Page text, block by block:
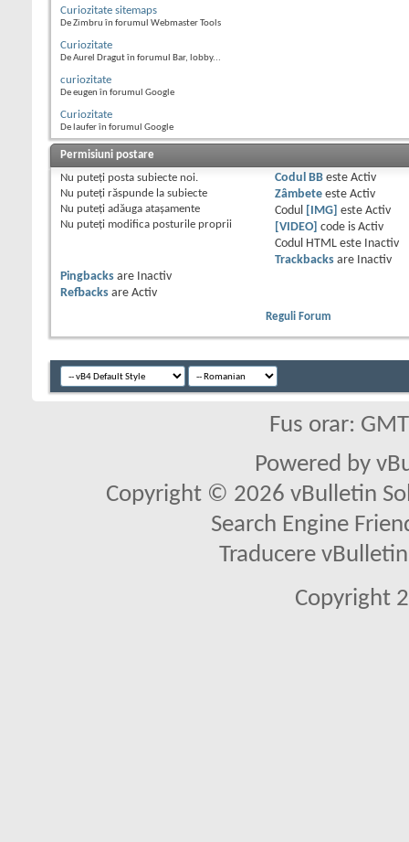
Curiozitate sitemaps
De Zimbru în forumul Webmaster Tools
Curiozitate
De Aurel Dragut în forumul Bar, lobby...
curiozitate
De eugen în forumul Google
Curiozitate
De laufer în forumul Google
Permisiuni postare
Nu puteţi posta subiecte noi.
Nu puteţi răspunde la subiecte
Nu puteţi adăuga ataşamente
Nu puteţi modifica posturile proprii
Codul BBeste Activ
Zâmbeteeste Activ
Codul
[IMG] este Activ
[VIDEO]
code is Activ
Codul HTML este
Inactiv
Trackbacksare
Inactiv
Pingbacks are
Inactiv
Refbacks are Activ
Reguli Forum
Fus orar:
Powered by
Copyright © 2026 vBulletin
Search Engine
Traducere
Copyright